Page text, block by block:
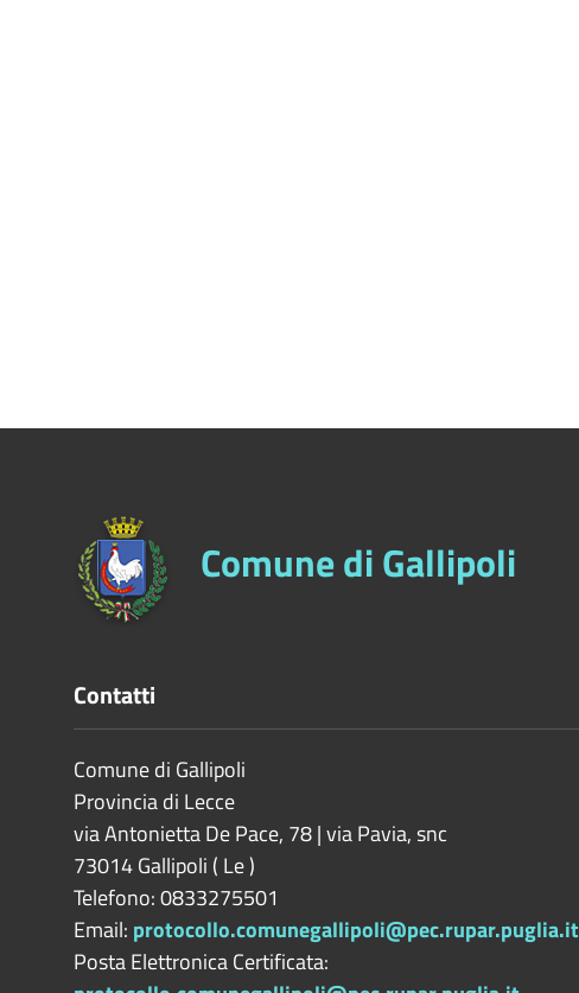
Comune di Gallipoli
Contatti
Comune di Gallipoli
Provincia di Lecce
via Antonietta De Pace, 78 | via Pavia, snc
73014Gallipoli ( Le)
Telefono: 0833275501
Email: protocollo.comunegallipoli@pec.rupar.puglia.it
Posta Elettronica Certificata: